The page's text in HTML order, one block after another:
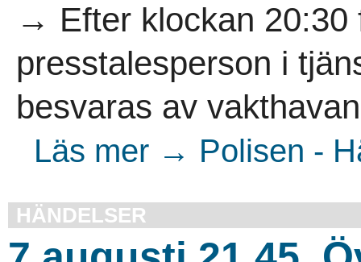
→ Efter klockan 20:30
presstalesperson i
besvaras av
Läs mer → Polisen -
HÄNDELSER